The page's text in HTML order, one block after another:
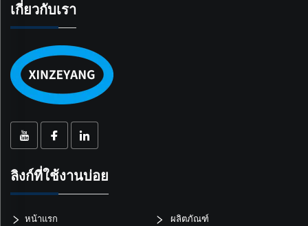
เกี่ยวกับเรา
ลิงก์ที่ใช้งานบ่อย
หน้าแรก ผลิตภัณฑ์